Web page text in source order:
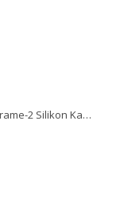
Ganaj By Sinem Umdu Series Frame-2 Silikon Kalıp